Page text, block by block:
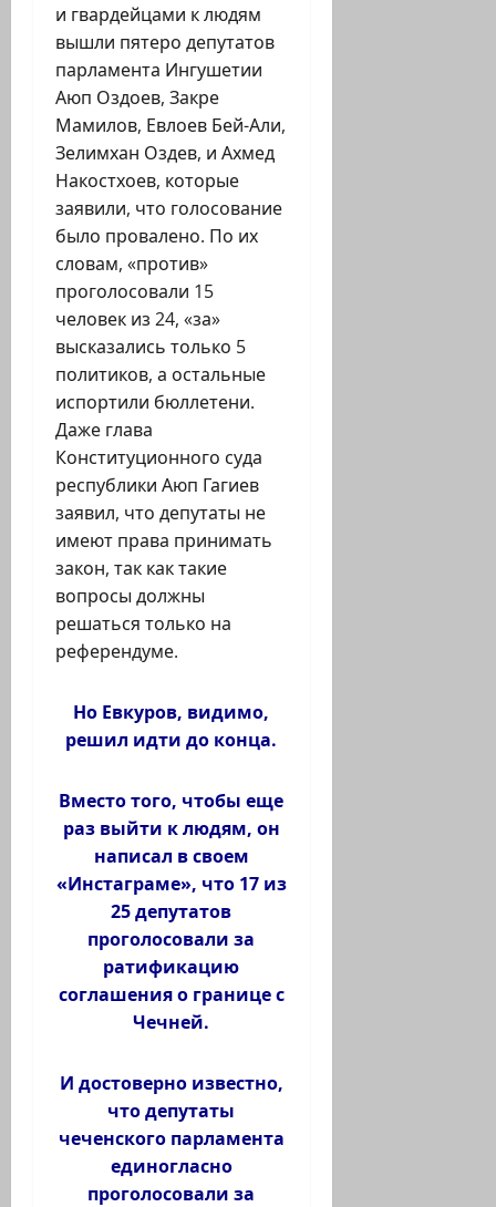
и гвардейцами к людям
вышли пятеро депутатов
парламента Ингушетии
Аюп Оздоев, Закре
Мамилов, Евлоев Бей-Али,
Зелимхан Оздев, и Ахмед
Накостхоев, которые
заявили, что голосование
было провалено. По их
словам, «против»
проголосовали 15
человек из 24, «за»
высказались только 5
политиков, а остальные
испортили бюллетени.
Даже глава
Конституционного суда
республики Аюп Гагиев
заявил, что депутаты не
имеют права принимать
закон, так как такие
вопросы должны
решаться только на
референдуме.
Но Евкуров, видимо,
решил идти до конца.
Вместо того, чтобы еще
раз выйти к людям, он
написал в своем
«Инстаграме», что 17 из
25 депутатов
проголосовали за
ратификацию
соглашения о границе с
Чечней.
И достоверно известно,
что депутаты
чеченского парламента
единогласно
проголосовали за